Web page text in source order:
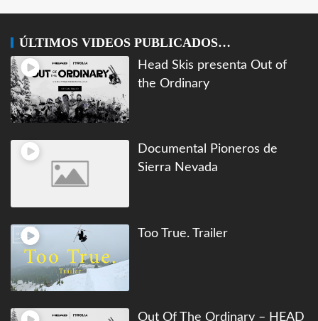
ÚLTIMOS VIDEOS PUBLICADOS…
Head Skis presenta Out of
the Ordinary
Documental Pioneros de
Sierra Nevada
Too True. Trailer
Out Of The Ordinary – HEAD